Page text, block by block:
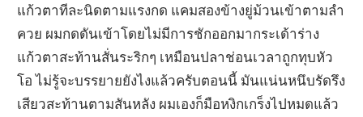
แก้วตาทีละนิดตามแรงกด แคมสองข้างยู่ม้วนเข้าตามลำ
ควย ผมกดดันเข้าโดยไม่มีการชักออกมากระเด้าร่าง
แก้วตาสะท้านสั่นระริกๆ เหมือนปลาช่อนเวลาถูกทุบหัว
โอ ไม่รู้จะบรรยายยังไงแล้วครับตอนนี้ มันแน่นหนึบรัดรึง
เสียวสะท้านตามสันหลัง ผมเองก็มือหงิกเกร็งไปหมดแล้ว